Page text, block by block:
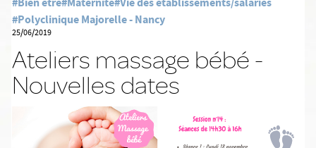
#Polyclinique Majorelle - Nancy
25/06/2019
Ateliers massage bébé -
Nouvelles dates